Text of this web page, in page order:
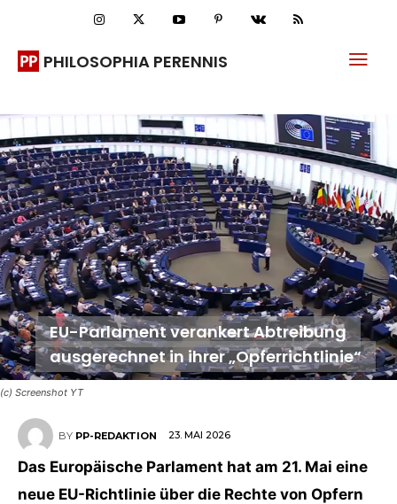
PHILOSOPHIA PERENNIS
(c) Screenshot YT
EU-Parlament verankert Abtreibung
ausgerechnet in ihrer „Opferrichtlinie“
BY PP-REDAKTION 23. MAI 2026
Das Europäische Parlament hat am 21. Mai eine
neue EU-Richtlinie über die Rechte von Opfern